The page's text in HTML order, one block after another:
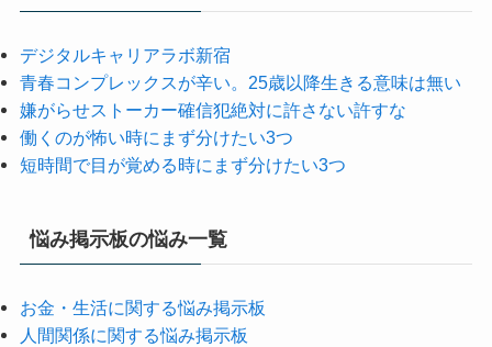
デジタルキャリアラボ新宿
青春コンプレックスが辛い。25歳以降生きる意味は無い
嫌がらせストーカー確信犯絶対に許さない許すな
働くのが怖い時にまず分けたい3つ
短時間で目が覚める時にまず分けたい3つ
悩み掲示板の悩み一覧
お金・生活に関する悩み掲示板
人間関係に関する悩み掲示板